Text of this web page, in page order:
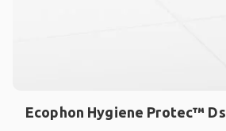
Ecophon Hygiene Protec™ Ds